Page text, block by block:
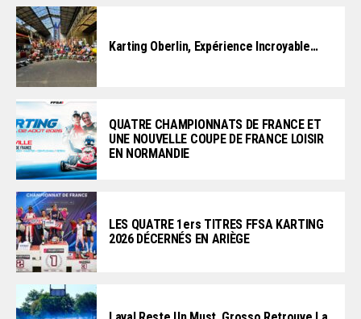
Karting Oberlin, Expérience Incroyable…
QUATRE CHAMPIONNATS DE FRANCE ET
UNE NOUVELLE COUPE DE FRANCE LOISIR
EN NORMANDIE
LES QUATRE 1ers TITRES FFSA KARTING
2026 DÉCERNÉS EN ARIÈGE